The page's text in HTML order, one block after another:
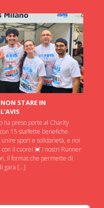
STARE IN
ha preso porte al Charity
15 staffette benefiche.
sport e solidarietà, e noi
il cuore! 💓 I nostri Runner
il format che permette di
gara […]